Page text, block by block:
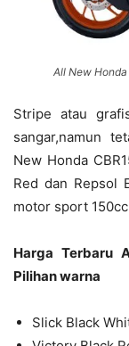
All New Honda
Stripe atau
sangar,namun
New Honda
Red dan Repsol
motor sport
Harga Terbaru
Pilihan warna
Slick Black